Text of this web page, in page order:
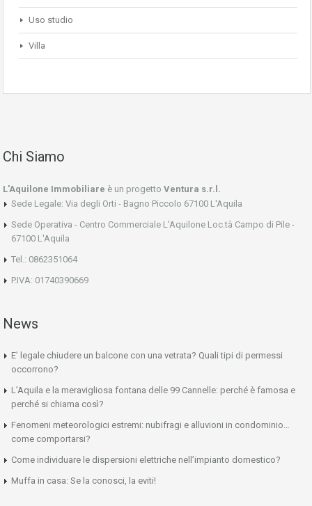
Uso studio
Villa
Chi Siamo
L'Aquilone Immobiliare è un progetto Ventura s.r.l.
Sede Legale: Via degli Orti - Bagno Piccolo 67100 L'Aquila
Sede Operativa - Centro Commerciale L'Aquilone Loc.tà Campo di Pile -
67100 L'Aquila
Tel.: 0862351064
P.IVA: 01740390669
News
E’ legale chiudere un balcone con una vetrata? Quali tipi di permessi
occorrono?
L’Aquila e la meravigliosa fontana delle 99 Cannelle: perché è famosa e
perché si chiama così?
Fenomeni meteorologici estremi: nubifragi e alluvioni in condominio…
come comportarsi?
Come individuare le dispersioni elettriche nell’impianto domestico?
Muffa in casa: Se la conosci, la eviti!